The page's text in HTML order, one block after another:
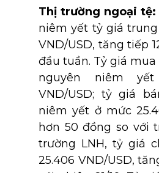
Thị trường ngoại tệ:
niêm yết tỷ giá
VND/USD, tăng tiếp
đầu tuần. Tỷ giá
nguyên niêm
VND/USD; tỷ giá
niêm yết ở mức
hơn 50 đồng so với
trường LNH, tỷ giá
25.406 VND/USD,